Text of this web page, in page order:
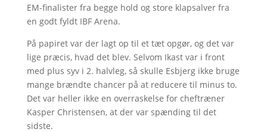
EM-finalister fra begge hold og store klapsalver fra
en godt fyldt IBF Arena.
På papiret var der lagt op til et tæt opgør, og det var
lige præcis, hvad det blev. Selvom Ikast var i front
med plus syv i 2. halvleg, så skulle Esbjerg ikke bruge
mange brændte chancer på at reducere til minus to.
Det var heller ikke en overraskelse for cheftræner
Kasper Christensen, at der var spænding til det
sidste.